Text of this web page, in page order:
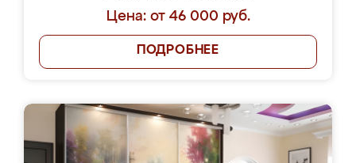
Цена: от 46 000 руб.
ПОДРОБНЕЕ